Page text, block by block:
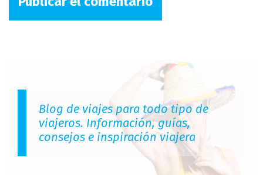
Blog de viajes para todo tipo de
viajeros. Información, guías,
consejos e inspiración viajera